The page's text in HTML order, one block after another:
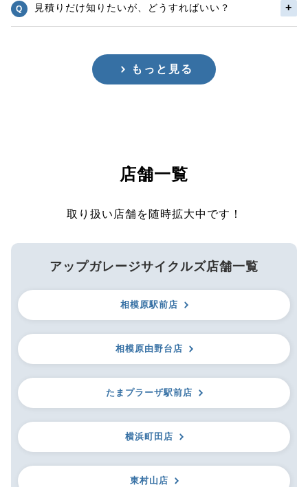
見積りだけ知りたいが、どうすればいい？
もっと見る
店舗一覧
取り扱い店舗を随時拡大中です！
アップガレージサイクルズ店舗一覧
相模原駅前店
相模原由野台店
たまプラーザ駅前店
横浜町田店
東村山店